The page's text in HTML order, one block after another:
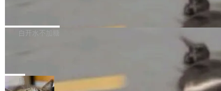
模型 API 调用服务，用户无需繁琐环境配置，一
绝遍历绝对符号链接的容器路径，例如/var/run -
更新说明：https://github.com/moby/...
计语言和 React 组件库。Ant Design 6.5.3 现
ut.OTP 的 mask 为 true 时仍显示原始值的问
白开水不加糖
比它便宜的。 Artificial Analysis 更新了 DeepS
局